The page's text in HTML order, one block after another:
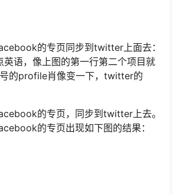
的专页同步到twitter上面去：
英语，像上图的第一行第二个项目就
的profile肖像变一下，twitter的
的专页，同步到twitter上去。
的专页出现如下图的结果：